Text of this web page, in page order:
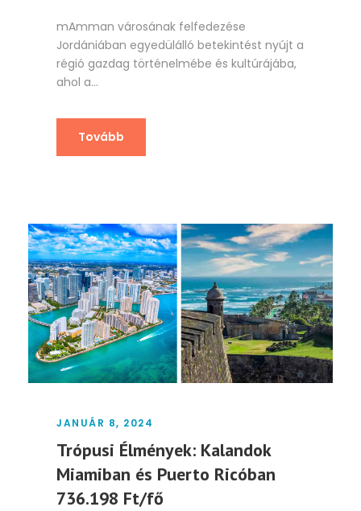
mAmman városának felfedezése
Jordániában egyedülálló betekintést nyújt a
régió gazdag történelmébe és kultúrájába,
ahol a...
Tovább
JANUÁR 8, 2024
Trópusi Élmények: Kalandok
Miamiban és Puerto Ricóban
736.198 Ft/fő